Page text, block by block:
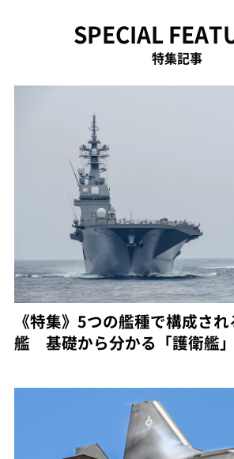
SPECIAL
特集記事
《特集》5つの艦種で構成さ
艦 基礎から分かる「護衛艦